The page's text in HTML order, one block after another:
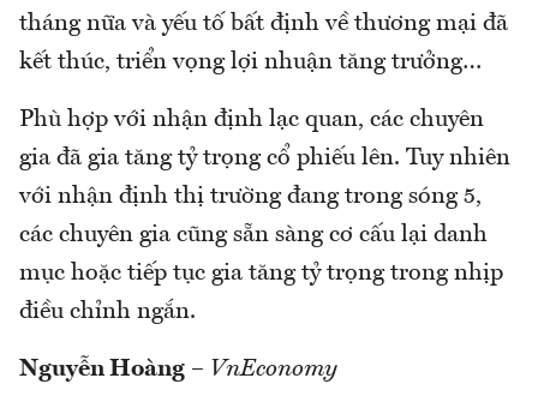
tháng nữa và yếu tố bất định về thương mại đã
kết thúc, triển vọng lợi nhuận tăng trưởng…
Phù hợp với nhận định lạc quan, các chuyên
gia đã gia tăng tỷ trọng cổ phiếu lên. Tuy nhiên
với nhận định thị trường đang trong sóng 5,
các chuyên gia cũng sẵn sàng cơ cấu lại danh
mục hoặc tiếp tục gia tăng tỷ trọng trong nhịp
điều chỉnh ngắn.
Nguyễn Hoàng – VnEconomy